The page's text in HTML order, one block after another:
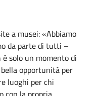
a musei: «Abbiamo
da parte di tutti –
è solo un momento di
opportunità per
luoghi per chi